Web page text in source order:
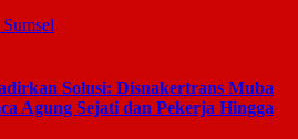
Solusi: Disnakertrans Muba
Agung Sejati dan Pekerja Hingga